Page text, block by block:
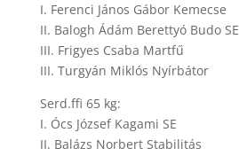
I. Ferenci János Gábor Kemecse
II. Balogh Ádám Berettyó Budo SE
III. Frigyes Csaba Martfű
III. Turgyán Miklós Nyírbátor
Serd.ffi 65 kg:
I. Ócs József Kagami SE
II. Balázs Norbert Stabilitás